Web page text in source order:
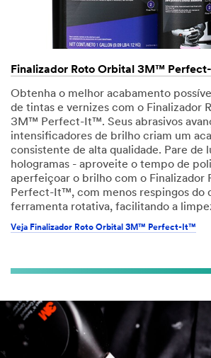
Finalizador Roto Orbital 3M™
Obtenha o melhor acabamento
de tintas e vernizes com o Finalizador
3M™ Perfect-It™. Seus abrasivos
intensificadores de brilho criam um
consistente de alta qualidade. Pare de
hologramas - aproveite o tempo de
aperfeiçoar o brilho com o
Perfect-It™, com menos respingos do
ferramenta rotativa, facilitando a
Veja Finalizador Roto Orbital 3M™ Perfect-It™